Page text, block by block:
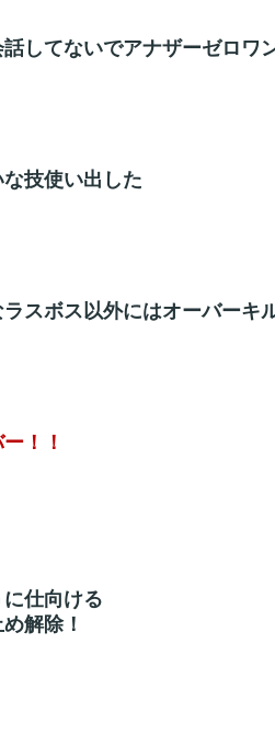
話してないでアナザーゼロワ
技使い出した
スボス以外にはオーバーキ
！！
仕向ける
解除！